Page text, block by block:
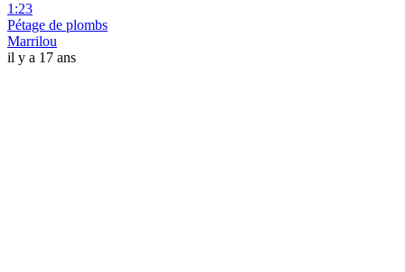
1:23
Pétage de plombs
Marrilou
il y a 17 ans